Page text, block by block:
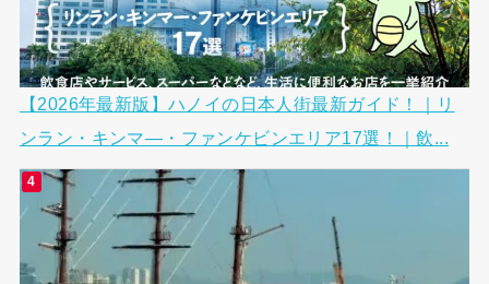
【2026年最新版】ハノイの日本人街最新ガイド！｜リ
ンラン・キンマ―・ファンケビンエリア17選！｜飲...